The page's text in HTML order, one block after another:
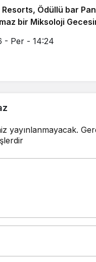
Ödüllü bar
bir Miksoloji
- Per - 14:24
yayınlanmayacak.